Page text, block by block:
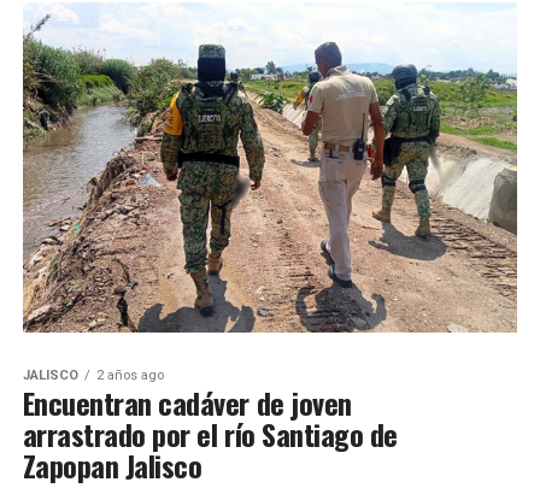
JALISCO 2 años ago
Encuentran cadáver de joven
arrastrado por el río Santiago de
Zapopan Jalisco